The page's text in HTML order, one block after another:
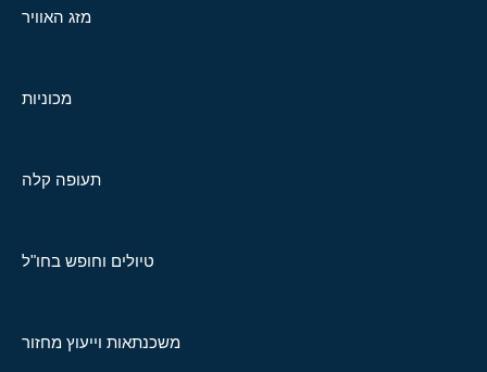
מזג האוויר
מכוניות
תעופה קלה
טיולים וחופש בחו"ל
משכנתאות וייעוץ מחזור